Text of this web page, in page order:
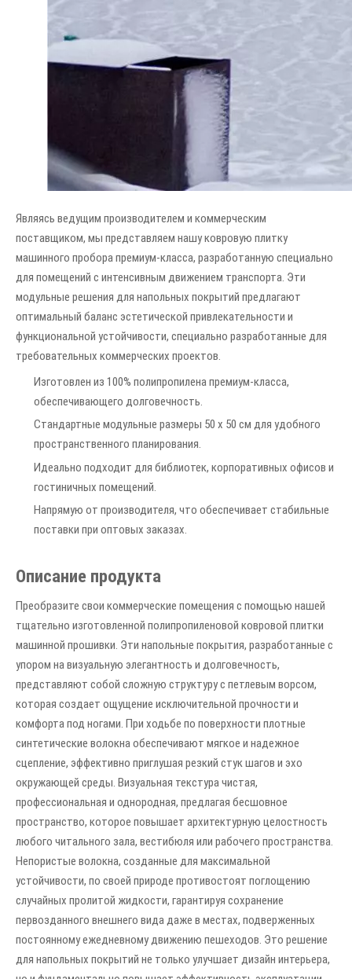
Являясь ведущим производителем и коммерческим
поставщиком, мы представляем нашу ковровую плитку
машинного пробора премиум-класса, разработанную специально
для помещений с интенсивным движением транспорта. Эти
модульные решения для напольных покрытий предлагают
оптимальный баланс эстетической привлекательности и
функциональной устойчивости, специально разработанные для
требовательных коммерческих проектов.
Изготовлен из 100% полипропилена премиум-класса,
обеспечивающего долговечность.
Стандартные модульные размеры 50 x 50 см для удобного
пространственного планирования.
Идеально подходит для библиотек, корпоративных офисов и
гостиничных помещений.
Напрямую от производителя, что обеспечивает стабильные
поставки при оптовых заказах.
Описание продукта
Преобразите свои коммерческие помещения с помощью нашей
тщательно изготовленной полипропиленовой ковровой плитки
машинной прошивки. Эти напольные покрытия, разработанные с
упором на визуальную элегантность и долговечность,
представляют собой сложную структуру с петлевым ворсом,
которая создает ощущение исключительной прочности и
комфорта под ногами. При ходьбе по поверхности плотные
синтетические волокна обеспечивают мягкое и надежное
сцепление, эффективно приглушая резкий стук шагов и эхо
окружающей среды. Визуальная текстура чистая,
профессиональная и однородная, предлагая бесшовное
пространство, которое повышает архитектурную целостность
любого читального зала, вестибюля или рабочего пространства.
Непористые волокна, созданные для максимальной
устойчивости, по своей природе противостоят поглощению
случайных пролитой жидкости, гарантируя сохранение
первозданного внешнего вида даже в местах, подверженных
постоянному ежедневному движению пешеходов. Это решение
для напольных покрытий не только улучшает дизайн интерьера,